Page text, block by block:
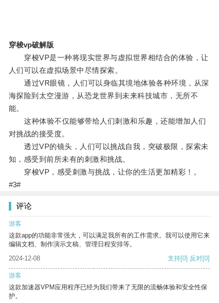
穿梭vp破解版
穿梭VP是一种将现实世界与虚拟世界相结合的体验，让
人们可以在虚拟场景中尽情探索。
通过VR眼镜，人们可以身临其境地体验各种环境，从深
海探险到太空漫游，从恐龙世界到未来科技城市，无所不
能。
这种体验不仅能够带给人们刺激和乐趣，还能增加人们
对挑战的接受度。
透过VP的镜头，人们可以挑战自我，突破极限，探索未
知，感受到前所未有的刺激和挑战。
穿梭VP，感受刺激与挑战，让你的生活更加精彩！。
#3#
评论
游客
这款app的功能非常强大，可以满足我所有的工作需求。我可以使用它来
编辑文档、制作演示文稿、管理日程安排等。
2024-12-08
支持[0] 反对[0]
游客
这款加速器VPM应用程序已经为我们带来了无限的流畅体验和安全性保
护。